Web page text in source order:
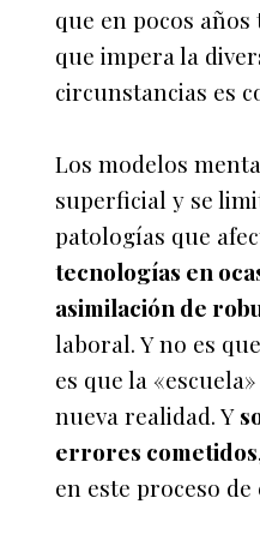
que en pocos
que impera la
circunstancias es
Los modelos
superficial y se
patologías que
tecnologías en
asimilación de
laboral. Y no es
es que la
nueva realidad. Y
errores cometidos
en este proceso